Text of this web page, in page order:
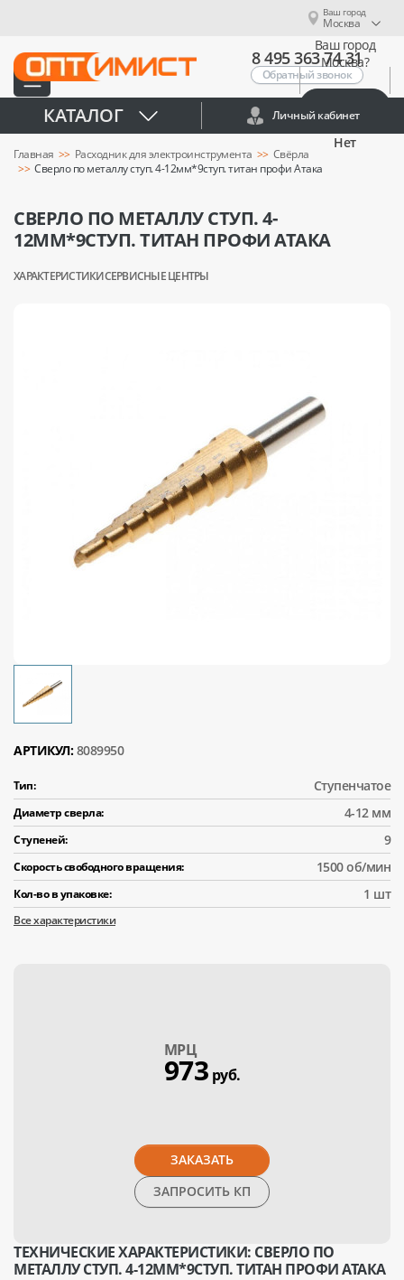
Ваш город
Москва
Ваш город
Москва?
Нет
8 495 363 74 31
Обратный звонок
КАТАЛОГ Личный кабинет
Главная Расходник для электроинструмента
Свёрла
Сверло по металлу ступ. 4-12мм*9ступ. титан профи Атака
СВЕРЛО ПО МЕТАЛЛУ СТУП. 4-
12ММ*9СТУП. ТИТАН ПРОФИ АТАКА
ХАРАКТЕРИСТИКИСЕРВИСНЫЕ ЦЕНТРЫ
АРТИКУЛ: 8089950
Тип: Ступенчатое
Диаметр сверла: 4-12 мм
Ступеней: 9
Скорость свободного вращения: 1500 об/мин
Кол-во в упаковке: 1 шт
Все характеристики
МPЦ
973 руб.
ЗАКАЗАТЬ
ЗАПРОСИТЬ КП
ТЕХНИЧЕСКИЕ ХАРАКТЕРИСТИКИ: СВЕРЛО ПО
МЕТАЛЛУ СТУП. 4-12ММ*9СТУП. ТИТАН ПРОФИ АТАКА